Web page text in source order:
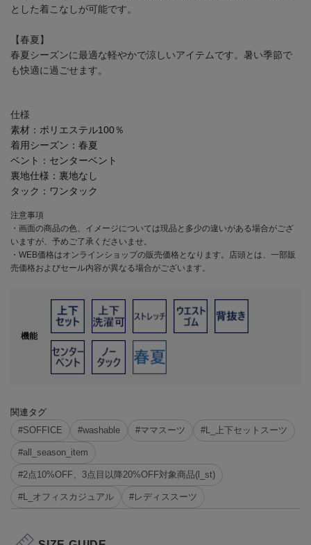
とした着こなしが可能です。
【春夏】
春夏シーズンに最適な軽やかで涼しいアイテムです。暑い季節で
も快適に過ごせます。
仕様
素材： ポリエステル100％
着用シーズン： 春夏
ベント： センターベント
裏地仕様： 裏地なし
タック： ワンタック
注意事項
・画面の商品の色、イメージについては現品と多少の違いがある場合がござ
いますが、予めご了承くださいませ。
・WEB価格はオンラインショップの販売価格となります。店頭とは、一部販
売価格およびセール内容が異なる場合がございます。
機能
関連タグ
#SOFFICE
#washable #ママスーツ #L_上下セットスーツ
#all_season_item
#2点10%OFF、3点目以降20%OFF対象商品(l_st)
#L_オフィスカジュアル #レディススーツ